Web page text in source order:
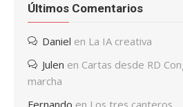
Últimos Comentarios
Daniel en La IA creativa
Julen en Cartas desde RD
marcha